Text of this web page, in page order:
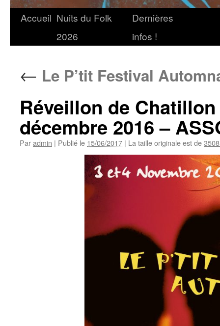
Accueil Nuits du Folk
2026
Dernières
infos !
← Le P’tit Festival
Réveillon de
décembre 2016 –
Paradmin | Publié le 15/06/2017 | La taille originale est de